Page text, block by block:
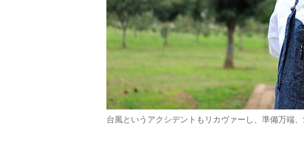
台風というアクシデントもリカヴァーし、準備万端